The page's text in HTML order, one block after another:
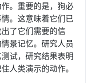
。重要的是，狗必
。这意味着它们已
了它们需要的信
景记忆。研究人员
试，研究结果表明
人类演示的动作。